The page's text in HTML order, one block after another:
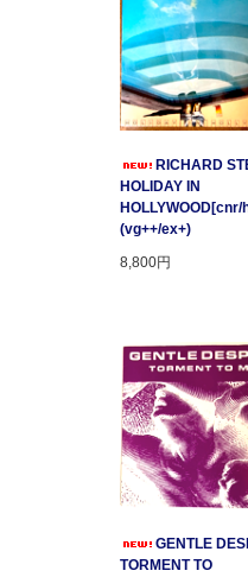
RICHARD
HOLIDAY IN
(vg++/ex+)
8,800円
GENTLE
TORMENT TO